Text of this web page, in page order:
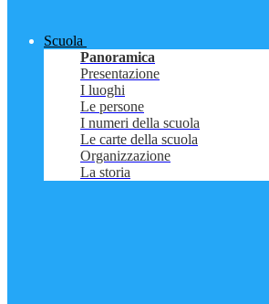
Scuola
Panoramica
Presentazione
I luoghi
Le persone
I numeri della scuola
Le carte della scuola
Organizzazione
La storia